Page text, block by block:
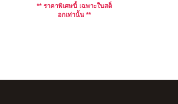
** ราคาพิเศษนี้ เฉพาะในสต็
อกเท่านั้น **